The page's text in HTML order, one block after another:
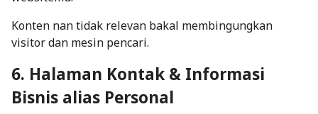
Konten nan tidak relevan bakal membingungkan
visitor dan mesin pencari.
6. Halaman Kontak & Informasi
Bisnis alias Personal